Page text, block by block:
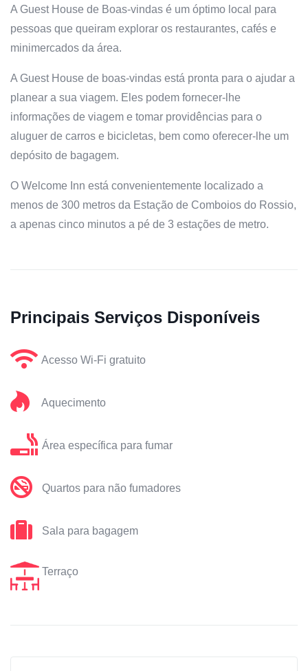
A Guest House de Boas-vindas é um óptimo local para
pessoas que queiram explorar os restaurantes, cafés e
minimercados da área.
A Guest House de boas-vindas está pronta para o ajudar a
planear a sua viagem. Eles podem fornecer-lhe
informações de viagem e tomar providências para o
aluguer de carros e bicicletas, bem como oferecer-lhe um
depósito de bagagem.
O Welcome Inn está convenientemente localizado a
menos de 300 metros da Estação de Comboios do Rossio,
a apenas cinco minutos a pé de 3 estações de metro.
Principais Serviços Disponíveis
Acesso Wi-Fi gratuito
Aquecimento
Área específica para fumar
Quartos para não fumadores
Sala para bagagem
Terraço